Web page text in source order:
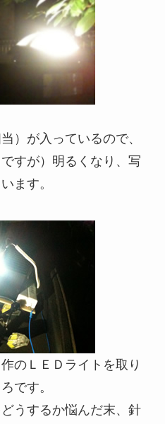
）が入っているので、
すが）明るくなり、写
ます。
のＬＥＤライトを取り
です。
うするか悩んだ末、針